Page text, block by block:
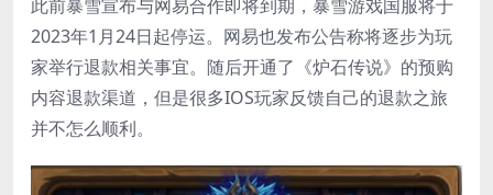
此前暴雪宣布与网易合作即将到期，暴雪游戏国服将于
2023年1月24日起停运。网易也发布公告称将逐步为玩
家举行退款相关事宜。随后开通了《炉石传说》的预购
内容退款渠道，但是很多IOS玩家反馈自己的退款之旅
并不怎么顺利。